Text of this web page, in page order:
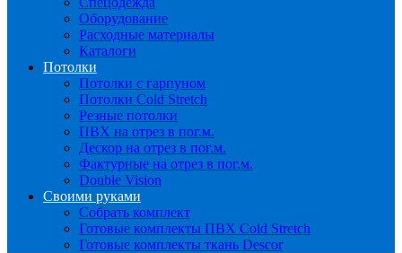
Оборудование
Расходные материалы
Каталоги
Потолки
Потолки с гарпуном
Потолки Cold Stretch
Резные потолки
ПВХ на отрез в пог.м.
Дескор на отрез в пог.м.
Фактурные на отрез в пог.м.
Double Vision
Своими руками
Собрать комплект
Готовые комплекты ПВХ Cold Stretch
Готовые комплекты ткань Descor